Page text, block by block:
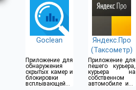
Goclean
Приложение для
обнаружения
скрытых камер и
блокировки
всплывающей
Яндекс.Про
(Таксометр)
Приложение для
пешего курьера,
курьера на
собственном
автомобиле или